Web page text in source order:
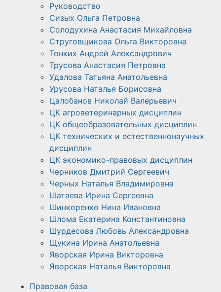
Руководство
Сизых Ольга Петровна
Солодухина Анастасия Михайловна
Струговщикова Ольга Викторовна
Тонких Андрей Александрович
Трусова Анастасия Петровна
Удалова Татьяна Анатольевна
Урусова Наталья Борисовна
Цалобанов Николай Валерьевич
ЦК агроветеринарных дисциплин
ЦК общеобразовательных дисциплин
ЦК технических и естественнонаучных
дисциплин
ЦК экономико-правовых дисциплин
Черников Дмитрий Сергеевич
Черных Наталья Владимировна
Шатаева Ирина Сергеевна
Шинкоренко Нина Ивановна
Шлома Екатерина Константиновна
Шурдесова Любовь Александровна
Щукина Ирина Анатольевна
Яворская Ирина Викторовна
Яворская Наталья Викторовна
Правовая база